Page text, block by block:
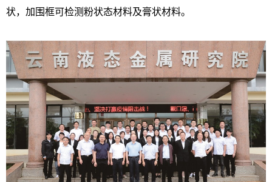
状，加围框可检测粉状态材料及膏状材料。